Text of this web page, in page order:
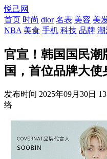
悦己网
首页 时尚 dior 名表 美容 美
NBA 美食 手机 科技 品牌 潮
官宣！韩国国民潮
国，首位品牌大使
发布时间 2025年09月30日
络